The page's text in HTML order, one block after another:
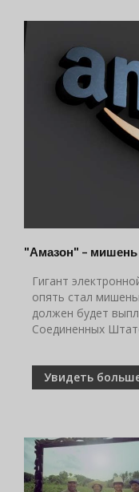
"Амазон" –
Гигант
опять стал
должен будет
Соединенных
Увидеть